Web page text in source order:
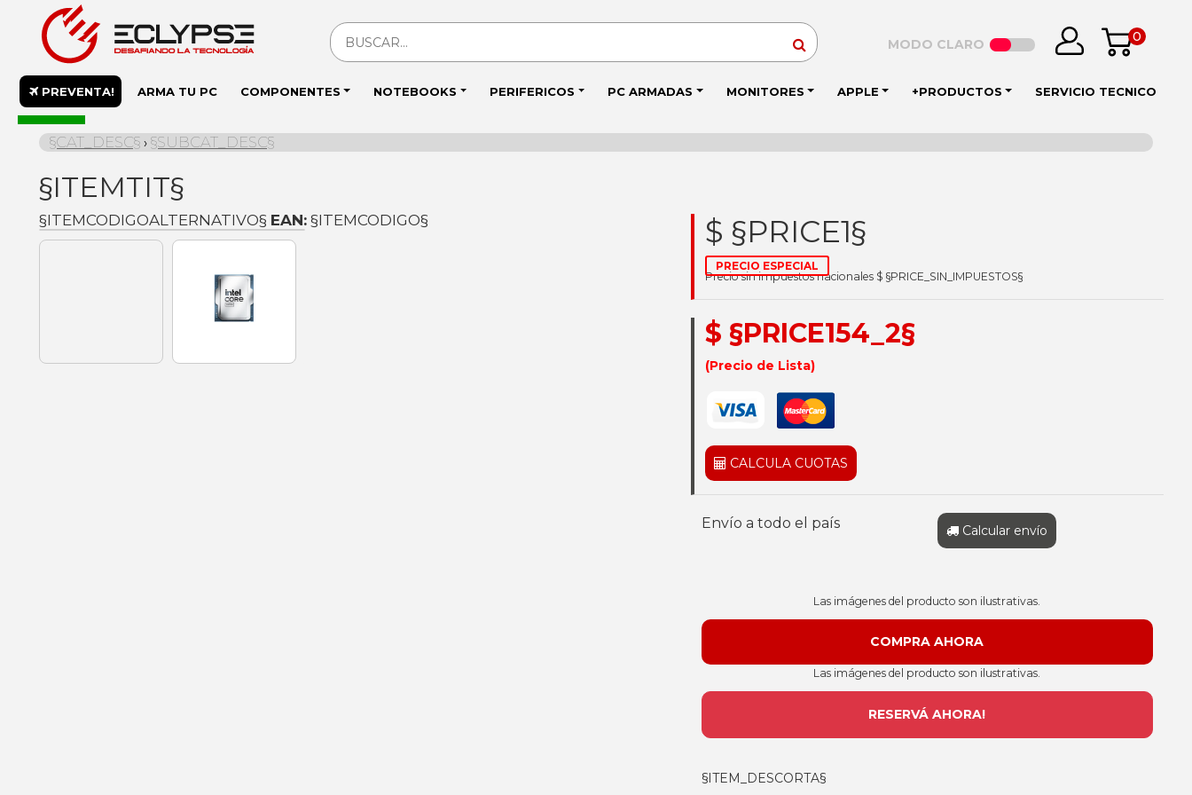
0
MODO CLARO
PREVENTA! ARMA TU PC COMPONENTES NOTEBOOKS PERIFERICOS PC ARMADAS MONITORES APPLE +PRODUCTOS SERVICIO TECNICO
§CAT_DESC§ › §SUBCAT_DESC§
§ITEMTIT§
§ITEMCODIGOALTERNATIVO§ EAN: §ITEMCODIGO§ $ §PRICE1§
PRECIO ESPECIAL
Precio sin impuestos nacionales $ §PRICE_SIN_IMPUESTOS§
$ §PRICE154_2§
(Precio de Lista)
CALCULA CUOTAS
Envío a todo el país Calcular envío
En stock
Las imágenes del producto son ilustrativas.
Las imágenes del producto son ilustrativas.
RESERVÁ AHORA!
§ITEM_DESCORTA§